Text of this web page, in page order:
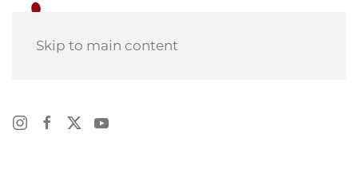
Skip to main content